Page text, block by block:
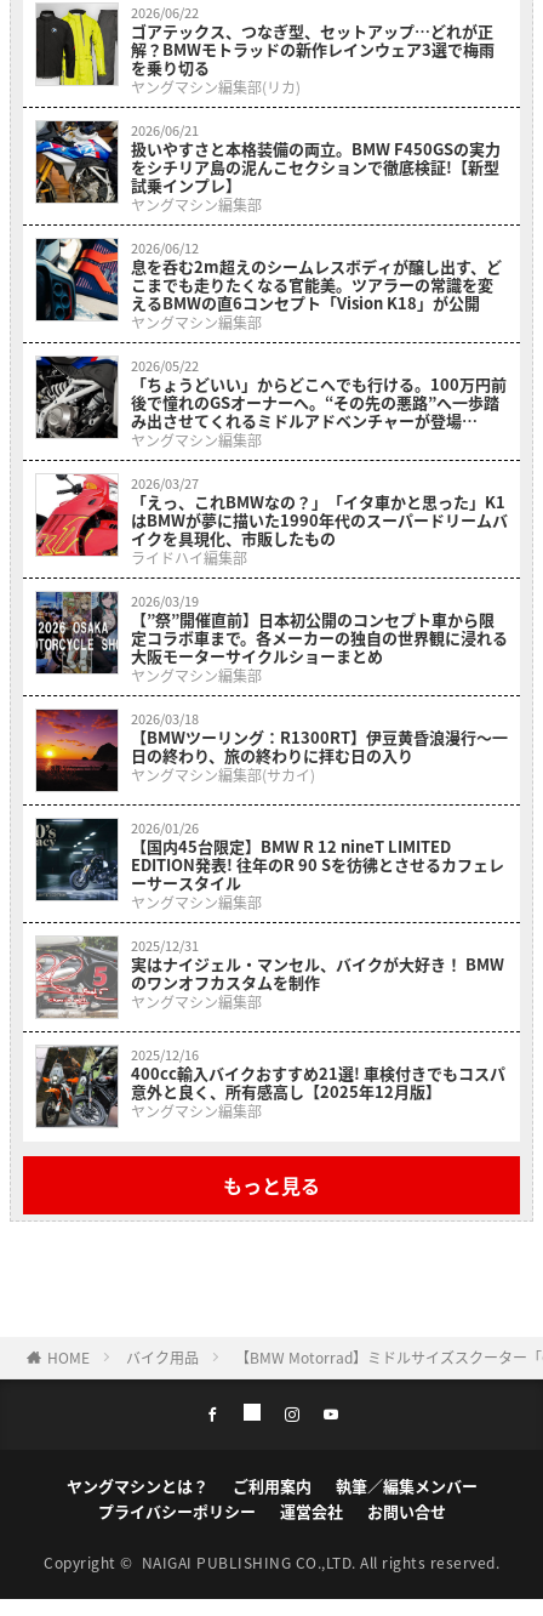
2026/06/22
ゴアテックス、つなぎ型、セットアップ…どれが正
解？BMWモトラッドの新作レインウェア3選で梅雨
を乗り切る
ヤングマシン編集部(リカ)
2026/06/21
扱いやすさと本格装備の両立。BMW F450GSの実力
をシチリア島の泥んこセクションで徹底検証!【新型
試乗インプレ】
ヤングマシン編集部
2026/06/12
息を呑む2m超えのシームレスボディが醸し出す、ど
こまでも走りたくなる官能美。ツアラーの常識を変
えるBMWの直6コンセプト「Vision K18」が公開
ヤングマシン編集部
2026/05/22
「ちょうどいい」からどこへでも行ける。100万円前
後で憧れのGSオーナーへ。“その先の悪路”へ一歩踏
み出させてくれるミドルアドベンチャーが登場
【BMW F 450 GS】
ヤングマシン編集部
2026/03/27
「えっ、これBMWなの？」「イタ車かと思った」K1
はBMWが夢に描いた1990年代のスーパードリームバ
イクを具現化、市販したもの
ライドハイ編集部
2026/03/19
【”祭”開催直前】日本初公開のコンセプト車から限
定コラボ車まで。各メーカーの独自の世界観に浸れる
大阪モーターサイクルショーまとめ
ヤングマシン編集部
2026/03/18
【BMWツーリング：R1300RT】伊豆黄昏浪漫行〜一
日の終わり、旅の終わりに拝む日の入り
ヤングマシン編集部(サカイ)
2026/01/26
【国内45台限定】BMW R 12 nineT LIMITED
EDITION発表! 往年のR 90 Sを彷彿とさせるカフェレ
ーサースタイル
ヤングマシン編集部
2025/12/31
実はナイジェル・マンセル、バイクが大好き！ BMW
のワンオフカスタムを制作
ヤングマシン編集部
2025/12/16
400cc輸入バイクおすすめ21選! 車検付きでもコスパ
意外と良く、所有感高し【2025年12月版】
ヤングマシン編集部
もっと見る
HOME バイク用品 【BMW Motorrad】ミドルサイズスクーター
ヤングマシンとは？ ご利用案内
執筆／編集メンバー
プライバシーポリシー
運営会社 お問い合せ
Copyright © NAIGAI PUBLISHING CO.,LTD. All rights reserved.